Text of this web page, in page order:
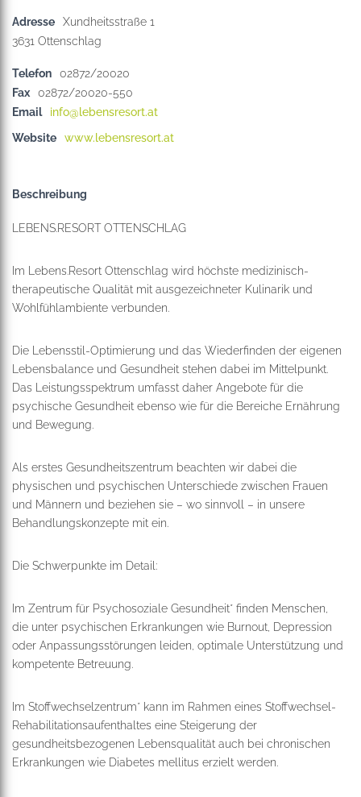
Adresse Xundheitsstraße 1
3631
Telefon 02872/20020
Fax 02872/20020-550
Email
info@lebensresort.at
Website www.lebensresort.at
Beschreibung
LEBENS.RESORT OTTENSCHLAG
Im Lebens.Resort Ottenschlag wird höchste medizinisch-
therapeutische Qualität mit ausgezeichneter Kulinarik und
Wohlfühlambiente verbunden.
Die Lebensstil-Optimierung und das Wiederfinden der eigenen
Lebensbalance und Gesundheit stehen dabei im Mittelpunkt.
Das Leistungsspektrum umfasst daher Angebote für die
psychische Gesundheit ebenso wie für die Bereiche Ernährung
und Bewegung.
Als erstes Gesundheitszentrum beachten wir dabei die
physischen und psychischen Unterschiede zwischen Frauen
und Männern und beziehen sie – wo sinnvoll – in unsere
Behandlungskonzepte mit ein.
Die Schwerpunkte im Detail:
Im Zentrum für Psychosoziale Gesundheit* finden Menschen,
die unter psychischen Erkrankungen wie Burnout, Depression
oder Anpassungsstörungen leiden, optimale Unterstützung und
kompetente Betreuung.
Im Stoffwechselzentrum* kann im Rahmen eines Stoffwechsel-
Rehabilitationsaufenthaltes eine Steigerung der
gesundheitsbezogenen Lebensqualität auch bei chronischen
Erkrankungen wie Diabetes mellitus erzielt werden.